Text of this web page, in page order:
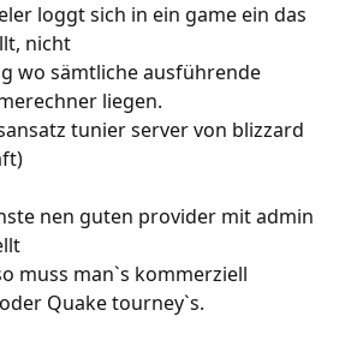
loggt sich in ein game ein das
nicht
wo sämtliche ausführende
liegen.
tunier server von blizzard
nen guten provider mit admin
muss man`s kommerziell
Quake tourney`s.